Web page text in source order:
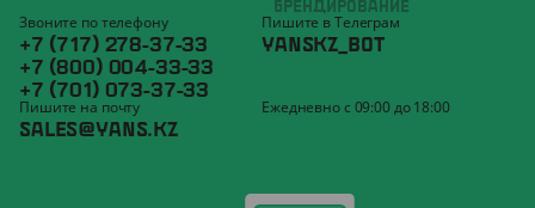
БРЕНДИРОВАНИЕ
Звоните по телефону
+7 (717) 278-37-33
+7 (800) 004-33-33
+7 (701) 073-37-33
Пишите в Телеграм
YANSKZ_BOT
Пишите на почту
SALES@YANS.KZ
Ежедневно с 09:00 до 18:00